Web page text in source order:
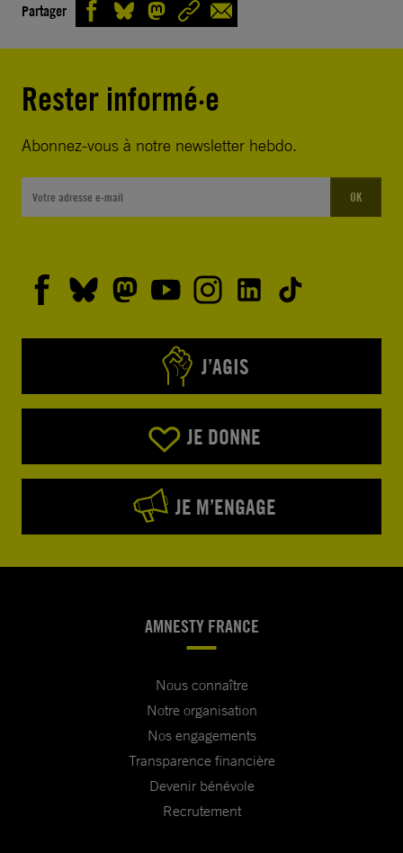
Partager
Rester informé·e
Abonnez-vous à notre newsletter hebdo.
OK
J’AGIS
JE DONNE
JE M’ENGAGE
AMNESTY FRANCE
Nous connaître
Notre organisation
Nos engagements
Transparence financière
Devenir bénévole
Recrutement